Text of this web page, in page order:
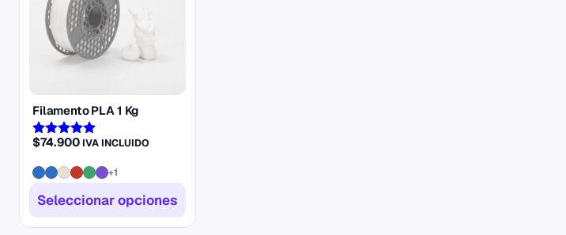
Filamento PLA 1 Kg
Valorado
5.00
de 5
$74.900 IVA INCLUIDO
+1
Seleccionar opciones
múltiples
variantes.
opciones
pueden
elegir
en
la
página